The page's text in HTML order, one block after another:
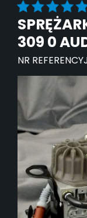
309 0
NR